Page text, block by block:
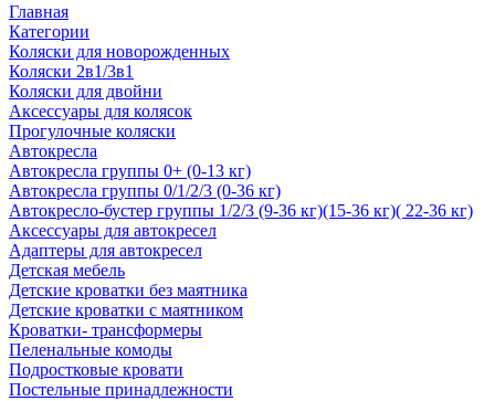
Главная
Категории
Коляски для новорожденных
Коляски 2в1/3в1
Коляски для двойни
Аксессуары для колясок
Прогулочные коляски
Автокресла
Автокресла группы 0+ (0-13 кг)
Автокресла группы 0/1/2/3 (0-36 кг)
Автокресло-бустер группы 1/2/3 (9-36 кг)(15-36 кг)( 22-36 кг)
Аксессуары для автокресел
Адаптеры для автокресел
Детская мебель
Детские кроватки без маятника
Детские кроватки с маятником
Кроватки- трансформеры
Пеленальные комоды
Подростковые кровати
Постельные принадлежности